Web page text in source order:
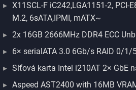
X11SCL-F iC242,LGA1151-2, PCI-
M.2, 6sATA,IPMI, mATX~
2x 16GB 2666MHz DDR4 ECC
6× serialATA 3.0 6Gb/s RAID 0/1/
Síťová karta Intel i210AT 2× GbE
Aspeed AST2400 with 16MB